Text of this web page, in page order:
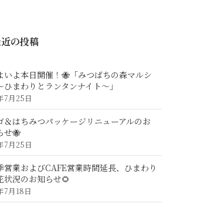
の投稿
いよ本日開催！🐝「みつばちの森マルシ
ひまわりとランタンナイト〜」
7月25日
＆はちみつパッケージリニューアルのお
せ🐝
7月25日
営業およびCAFE営業時間延長、ひまわり
状況のお知らせ🌻
7月18日